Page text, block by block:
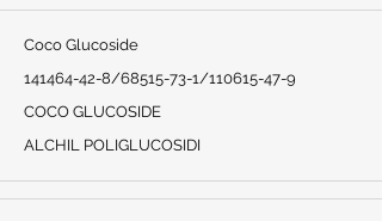
Coco Glucoside
141464-42-8/68515-73-1/110615-47-9
COCO GLUCOSIDE
ALCHIL POLIGLUCOSIDI